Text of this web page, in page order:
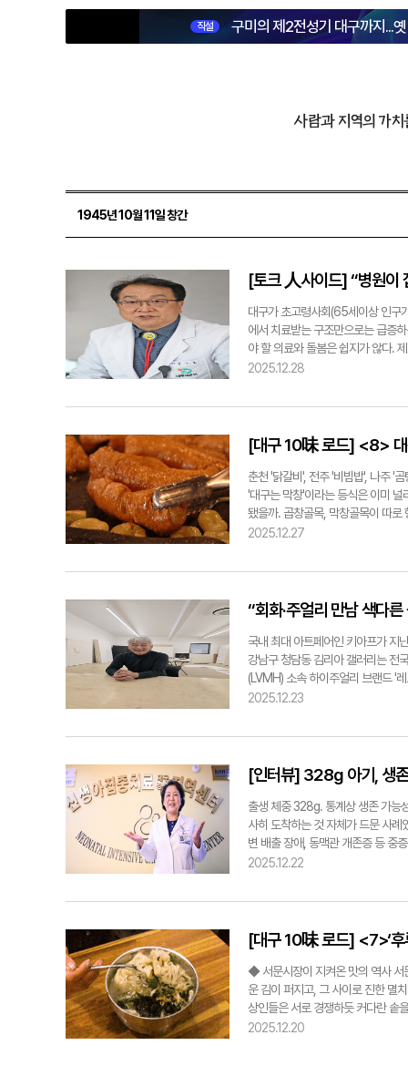
직설 구미의 제2전성기 대구까지...
사람과 지역의 가
1945년 10월 11일 창간
[토크 人사이드] “병원이
대구가 초고령사회(65세이상 인구
에서 치료받는 구조만으로는 급증
야 할 의료와 돌봄은 쉽지가 않다.
장기요양 재택의료센터 시범사업이
임지는 구조를 만드는 게 목표다.
구는 지난해 4월 초고령사회에 진
료와 진료 연계사업을 추진해 왔다
체계에 의존할 수밖에 없는 구조적
많음에도, 자택에 거주하는 어르신
업은 공공병원으로서 외면할 수 없
관행처럼 이어졌던 측면이 있다. 재
한 한 가정에서 생활을 이어갈 수
병원에 오는 구조에서 병원이 집으
한 장기요양 재가 수급자이다. 이들
원이나 시설 입소로 이어지는 일이
숙한 집과 지역사회에서 계속 살아
이 가능하다. 아울러 서남권 지역책
계가 가능하다는 점도 중요한 강점
동이 불편한 어르신들에게 가장 큰
로 큰 부담이 된다. 다학제 팀을 통
있다면 의료 접근성은 크게 개선될
시킬 수 있다." ▶진료뿐 아니라 주거
상태이거나 중증 만성질환을 가진
외래 방문 없이도 자택에서 전문적
만족도 역시 높아질 것으로 본다.
것이다." ▶이번 시범사업을 통해 검
히 확인하려고 한다. 이를 토대로
의료기관으로서 재택의료 모델을
2025.12.28
[대구 10味 로드] <8> 대
춘천 '닭갈비', 전주 '비빔밥', 나주 '
'대구는 막창'이라는 등식은 이미 널
됐을까. 곱창골목, 막창골목이 따
지능(AI)도 대구 10미 중에서도 대
요리 문화가 발달한 것도 대구 막창
했기에 막창 등 부속 부위가 인기
유로 꼽힌다. 단백질과 지방이 풍
별화된 조리 방식도 한 몫한다. 대
나면서, 다른 지역 곱창과 맛으로
랑 곱창골목을 중심으로 막창집이
다. 강력한 화력으로 불향을 입힌
깊어진다. 두께감있는 막창은 한개
대구의 막창장도 빼놓을 수없다. 달
한다. ◆ 막창 제대로, 맛있게 먹으
장 까다롭지 않을까. 막창에 대한
억해야 한다. 도톰한 굵기의 대구식
영하는 양승찬(43)씨는 "기계와 참
게 하고 천연방부제 역할을 한다.
로 준비 중이다"고 말했다. ​ 막창을
에서 나온 기름으로 볶아낸 밥맛은
새가 덜 나요" 3인3맛 시식단은 이
식을 즐기는 편이다. 막창은 누린내
2025.12.27
“회화·주얼리 만남 색다
국내 최대 아트페어인 키아프가 지
강남구 청담동 김리아 갤러리는 전
(LVMH) 소속 하이주얼리 브랜드 '
로 다른 매체와 장르가 만나 색다른
회화 방식이다. 투명한 레이어를 반
필수적이다. 그가 캔버스에서 주로
금박을 캔버스에 펼쳐 형상화한다.
수 있어 조심스럽다. 홍가이 미술평
초집중 상태에서 몇 시간을 홀로
트러짐 없이 작업을 해나가는 그의
를 스스로 정제하고 실험하며 만들
연(松煙) 먹을 조각내서 여러 날 물
내어 정결한 묵액(墨液)을 얻는다.
들이는 것에서 나아가 재료에 들어
장 위대한 발명품 중 하나라고 믿는
다. "한국에서 저 만큼 종이를 쓴 사
2025.12.23
[인터뷰] 328g 아기, 생존
출생 체중 328g. 통계상 생존 가능
사히 도착하는 것 자체가 드문 사
변 배출 장애, 동맥관 개존증 등 중
사 1대1 전담, 365일 교수 당직 체
을 받고 출산 전부터 컨설팅을 진행
으로선 출생 체중이 400g 이상이
300g대로 출산이 불가피한 상황이
치료 전략도 이미 정해둔 상태였다.
아기 손상을 최소화해 비교적 안정
대 미숙아는 병원에서 아직 생존 사
2025.12.22
[대구 10味 로드] <7>‘후
◆ 서문시장이 지켜온 맛의 역사 서
운 김이 퍼지고, 그 사이로 진한 멸
상인들은 서로 경쟁하듯 커다란 솥
장은 상인들의 능숙한 손길과 숨결
2025.12.20